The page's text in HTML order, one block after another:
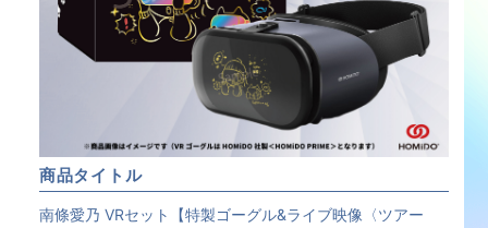
商品タイトル
南條愛乃 VRセット【特製ゴーグル&ライブ映像〈ツアー